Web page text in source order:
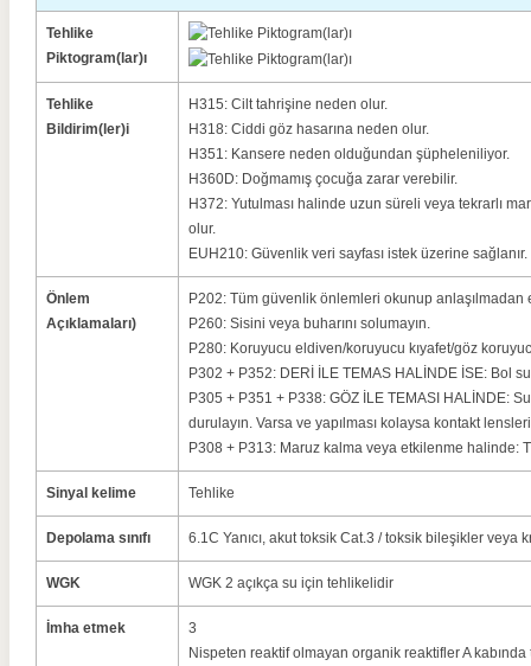
Tehlike
Piktogram(lar)ı
Tehlike
Bildirim(ler)i
H315: Cilt tahrişine neden olur.
H318: Ciddi göz hasarına neden olur.
H351: Kansere neden olduğundan şüpheleniliyor.
H360D: Doğmamış çocuğa zarar verebilir.
H372: Yutulması halinde uzun süreli veya tekrarlı
olur.
EUH210: Güvenlik veri sayfası istek üzerine sağlanır.
Önlem
Açıklamaları)
P202: Tüm güvenlik önlemleri okunup anlaşılmadan
P260: Sisini veya buharını solumayın.
P280: Koruyucu eldiven/koruyucu kıyafet/göz
P302 + P352: DERİ İLE TEMAS HALİNDE İSE: Bol su
P305 + P351 + P338: GÖZ İLE TEMASI HALİNDE:
durulayın. Varsa ve yapılması kolaysa kontakt
P308 + P313: Maruz kalma veya etkilenme halinde:
Sinyal kelime Tehlike
Depolama sınıfı 6.1C Yanıcı, akut toksik Cat.3 / toksik bileşikler
WGK WGK 2 açıkça su için tehlikelidir
İmha etmek
3
Nispeten reaktif olmayan organik reaktifler A